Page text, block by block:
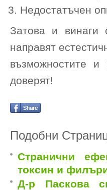
Недостатъчен
Затова и винаги
направят
възможностите
доверят!
Подобни
Странични
токсин и
Д-р Паскова